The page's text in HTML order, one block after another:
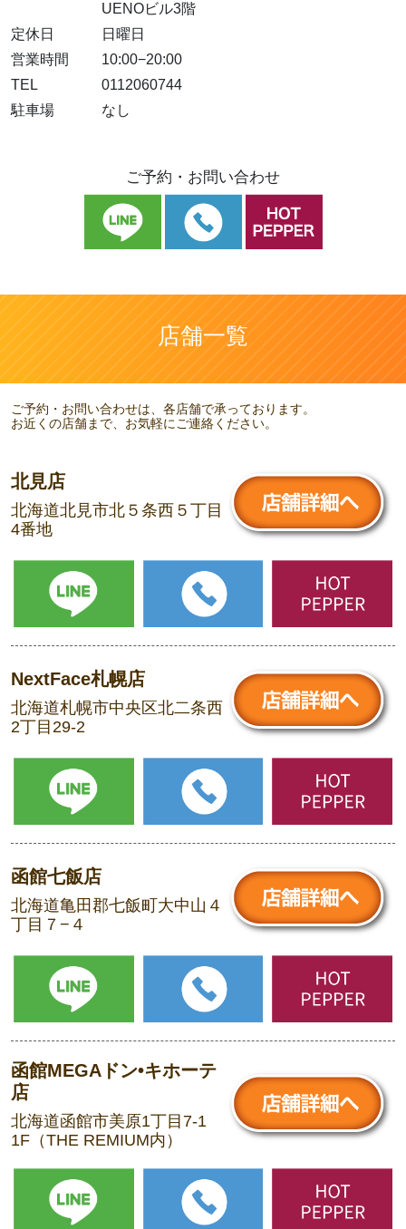
UENOビル3階
定休日
日曜日
営業時間
10:00−20:00
TEL
0112060744
駐車場
なし
ご予約・お問い合わせ
店舗一覧
ご予約・お問い合わせは、各店舗で承っております。
お近くの店舗まで、お気軽にご連絡ください。
北見店
北海道北見市北５条西５丁目
4番地
NextFace札幌店
北海道札幌市中央区北二条西
2丁目29-2
函館七飯店
北海道亀田郡七飯町大中山４
丁目７−４
函館MEGAドン•キホーテ
店
北海道函館市美原1丁目7-1
1F（THE REMIUM内）